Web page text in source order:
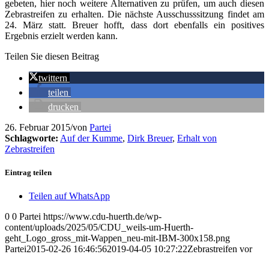
gebeten, hier noch weitere Alternativen zu prüfen, um auch diesen
Zebrastreifen zu erhalten. Die nächste Ausschusssitzung findet am
24. März statt. Breuer hofft, dass dort ebenfalls ein positives
Ergebnis erzielt werden kann.
Teilen Sie diesen Beitrag
twittern
teilen
drucken
26. Februar 2015/von Partei
Schlagworte: Auf der Kumme, Dirk Breuer, Erhalt von
Zebrastreifen
Eintrag teilen
Teilen auf WhatsApp
0 0 Partei https://www.cdu-huerth.de/wp-
content/uploads/2025/05/CDU_weils-um-Huerth-
geht_Logo_gross_mit-Wappen_neu-mit-IBM-300x158.png
Partei2015-02-26 16:46:562019-04-05 10:27:22Zebrastreifen vor